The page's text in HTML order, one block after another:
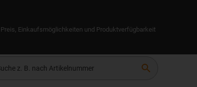
Einkaufsmöglichkeiten und Produktverfügbarkeit
search